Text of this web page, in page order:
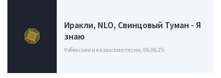
Иракли, NLO, Свинцовый Туман - Я
знаю
Узбекские и казахские песни, 06.06.25